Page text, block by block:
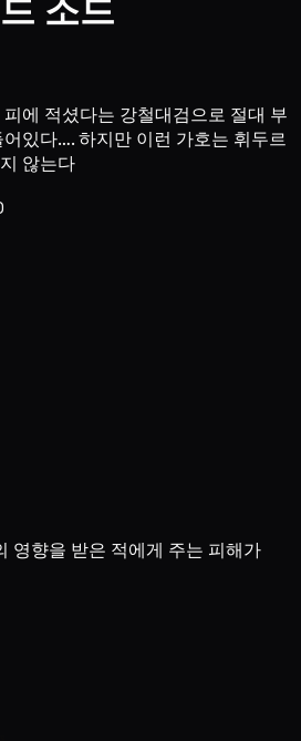
소드
에 적셨다는 강철대검으로 절대 부
있다…. 하지만 이런 가호는 휘두르
않는다
영향을 받은 적에게 주는 피해가